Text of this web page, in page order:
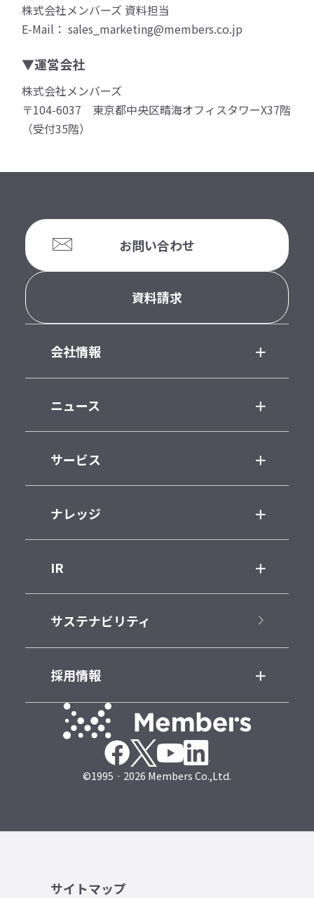
株式会社メンバーズ 資料担当
E-Mail： sales_marketing@members.co.jp
▼運営会社
株式会社メンバーズ
〒104-6037 東京都中央区晴海オフィスタワーX37階
（受付35階）
お問い合わせ
資料請求
会社情報
ニュース
サービス
ナレッジ
IR
サステナビリティ
採用情報
©1995‐2026 Members Co.,Ltd.
サイトマップ